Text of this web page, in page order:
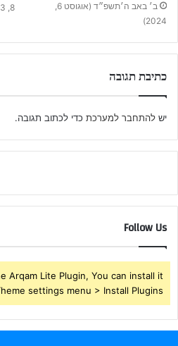
ב׳ באב ה׳תשפ״ד (אוגוסט 6,
2024)
8, 2023)
כתיבת תגובה
יש להתחבר למערכת כדי לכתוב תגובה.
Follow Us
Arqam Lite Plugin, You can install it
settings menu > Install Plugins.